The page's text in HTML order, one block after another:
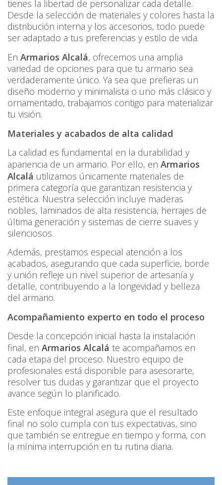
tienes la libertad de personalizar cada detalle.
Desde la selección de materiales y colores hasta la
distribución interna y los accesorios, todo puede
ser adaptado a tus preferencias y estilo de vida.
En Armarios Alcalá, ofrecemos una amplia
variedad de opciones para que tu armario sea
verdaderamente único. Ya sea que prefieras un
diseño moderno y minimalista o uno más clásico y
ornamentado, trabajamos contigo para materializar
tu visión.
Materiales y acabados de alta calidad
La calidad es fundamental en la durabilidad y
apariencia de un armario. Por ello, en Armarios
Alcalá utilizamos únicamente materiales de
primera categoría que garantizan resistencia y
estética. Nuestra selección incluye maderas
nobles, laminados de alta resistencia, herrajes de
última generación y sistemas de cierre suaves y
silenciosos.
Además, prestamos especial atención a los
acabados, asegurando que cada superficie, borde
y unión refleje un nivel superior de artesanía y
detalle, contribuyendo a la longevidad y belleza
del armario.
Acompañamiento experto en todo el proceso
Desde la concepción inicial hasta la instalación
final, en Armarios Alcalá te acompañamos en
cada etapa del proceso. Nuestro equipo de
profesionales está disponible para asesorarte,
resolver tus dudas y garantizar que el proyecto
avance según lo planificado.
Este enfoque integral asegura que el resultado
final no solo cumpla con tus expectativas, sino
que también se entregue en tiempo y forma, con
la mínima interrupción en tu rutina diaria.